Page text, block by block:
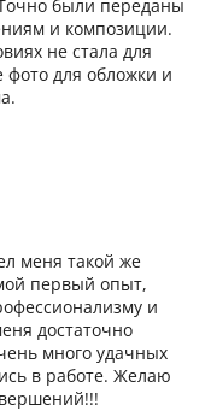
были переданы
и композиции.
не стала для
фото для обложки и
меня такой же
первый опыт,
и
достаточно
много удачных
в работе. Желаю